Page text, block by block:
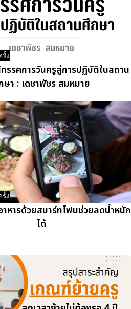
รั้ง
รรศการวันครูสู่การปฏิบัติในสถาน
ษา : เดชาพัชร สมหมาย
รั้ง
หารด้วยสมาร์ทโฟนช่วยลดน้ำหนัก
ได้